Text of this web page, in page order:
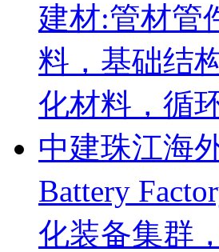
建材:管材管
料，基础结
化材料，循
中建珠江海
Battery
化装备集群